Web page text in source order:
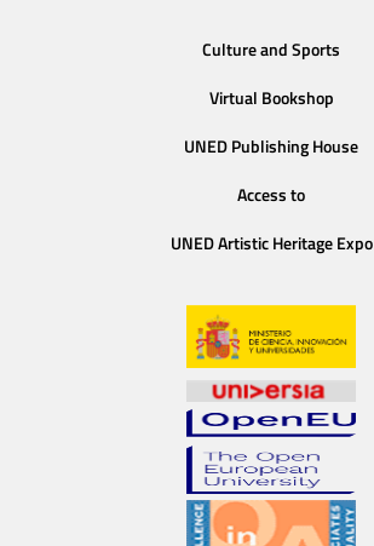
Culture and Sports
Virtual Bookshop
UNED Publishing House
Access to
UNED Artistic Heritage Expo